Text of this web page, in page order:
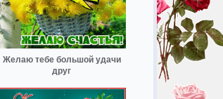
Желаю тебе большой удачи
друг